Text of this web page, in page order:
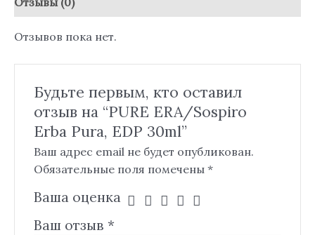
Отзывов пока нет.
Будьте первым, кто оставил
отзыв на “PURE ERA/Sospiro
Erba Pura, EDP 30ml”
Ваш адрес email не будет опубликован.
Обязательные поля помечены *
Ваша оценка
Ваш отзыв *